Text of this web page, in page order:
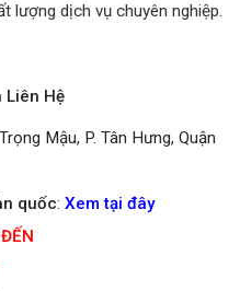
lượng dịch vụ chuyên nghiệp.
Liên Hệ
Mậu, P. Tân Hưng, Quận
quốc: Xem tại đây